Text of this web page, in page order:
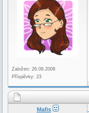
Založen: 26.09.2008
Příspěvky: 23
Mafis